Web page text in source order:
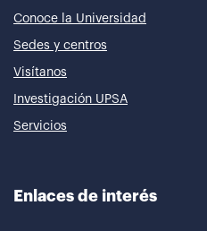
Conoce la Universidad
Sedes y centros
Visítanos
Investigación UPSA
Servicios
Enlaces de interés